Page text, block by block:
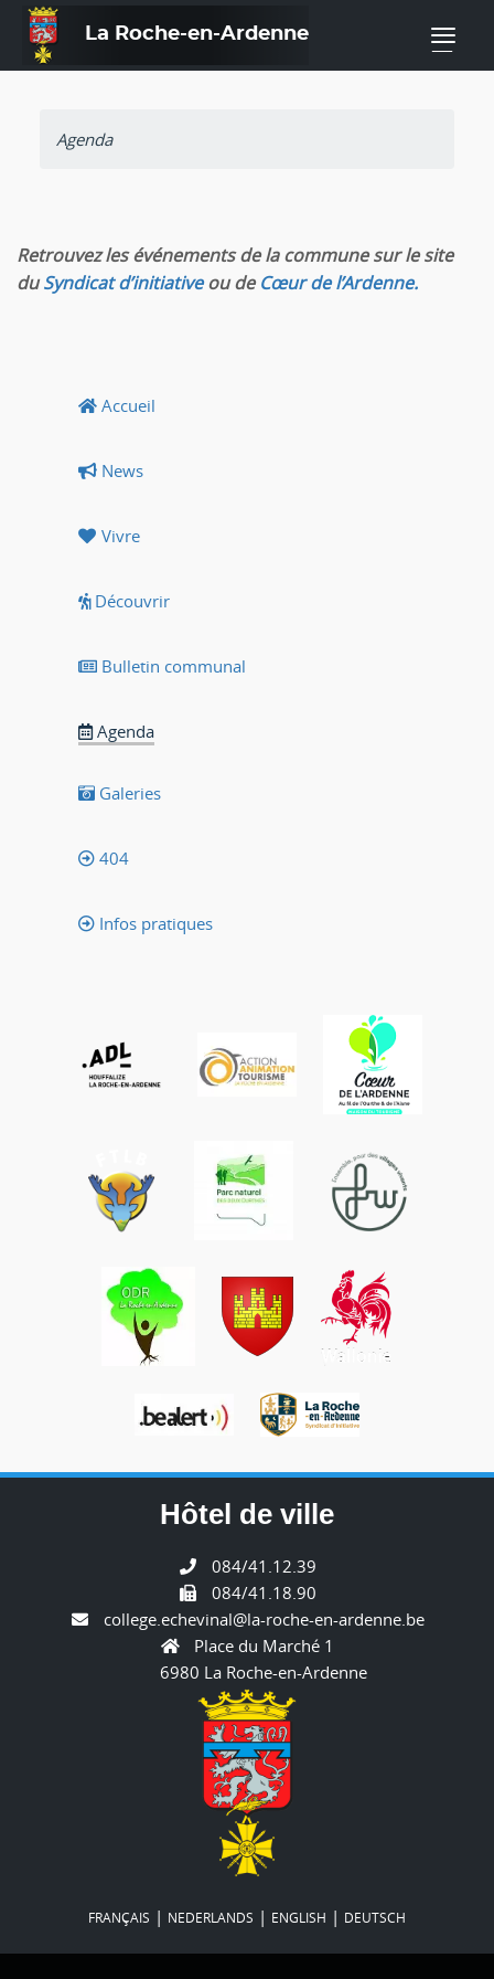
La Roche-en-Ardenne —
Agenda
Retrouvez les événements de la commune sur le site
duSyndicat d’initiativeou deCœur de l’Ardenne.
Accueil
News
Vivre
Découvrir
Bulletin communal
Agenda
Galeries
404
Infos pratiques
Hôtel de ville
084/41.12.39
084/41.18.90
college.echevinal@la-roche-en-ardenne.be
Place du Marché 1
6980 La Roche-en-Ardenne
FRANÇAIS | NEDERLANDS | ENGLISH | DEUTSCH